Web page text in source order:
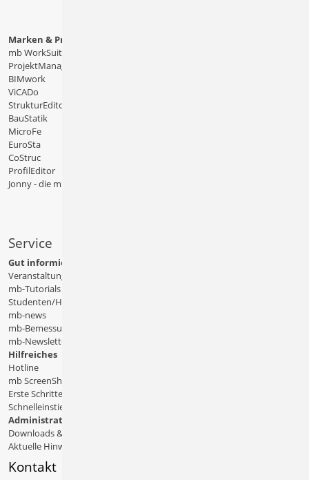
Marken & Produkte
mb WorkSuite
ProjektManager
BIMwork
ViCADo
StrukturEditor
BauStatik
MicroFe
EuroSta
CoStruc
ProfilEditor
Jonny - die mb-App
Service
Gut informiert
Veranstaltungen
mb-Tutorials
Studenten/Hochschule
mb-news
mb-Bemessungstafeln
mb-Newsletter
Hilfreiches
Hotline
mb ScreenShare
Erste Schritte
Schnelleinstiege & Doku
Administratives
Downloads & Patches
Aktuelle Hinweise
Kontakt